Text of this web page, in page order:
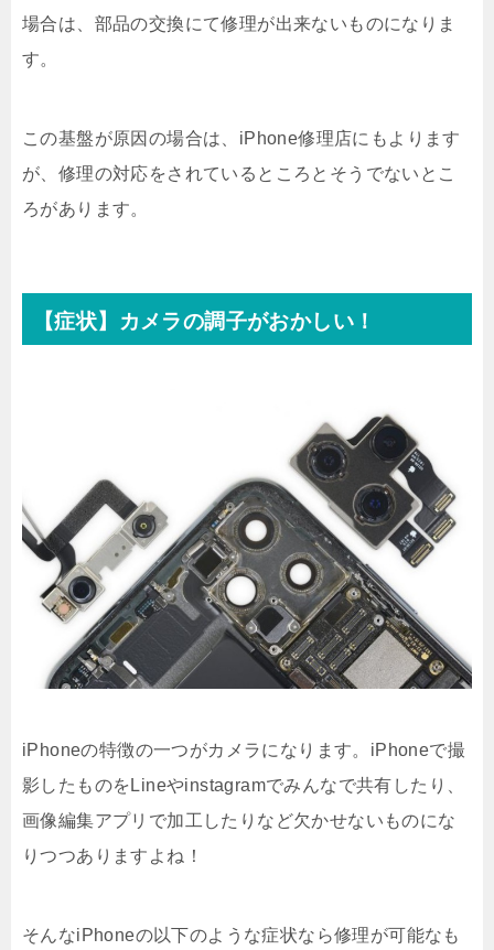
場合は、部品の交換にて修理が出来ないものになりま
す。
この基盤が原因の場合は、iPhone修理店にもよります
が、修理の対応をされているところとそうでないとこ
ろがあります。
【症状】カメラの調子がおかしい！
iPhoneの特徴の一つがカメラになります。iPhoneで撮
影したものをLineやinstagramでみんなで共有したり、
画像編集アプリで加工したりなど欠かせないものにな
りつつありますよね！
そんなiPhoneの以下のような症状なら修理が可能なも